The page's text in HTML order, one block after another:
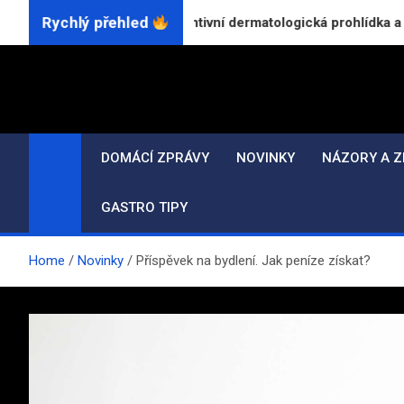
Rychlý přehled
probíhá preventivní dermatologická prohlídka a proč byste ji
DOMÁCÍ ZPRÁVY
NOVINKY NÁZORY A
GASTRO TIPY
Home Novinky Příspěvek na bydlení. Jak peníze získat?